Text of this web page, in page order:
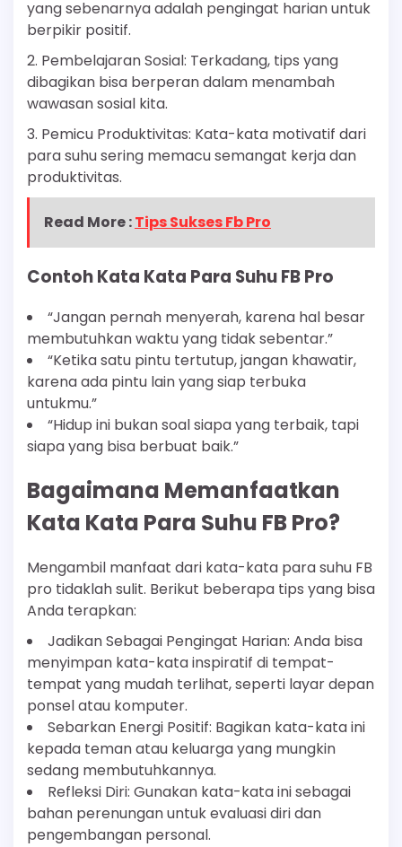
yang sebenarnya adalah pengingat harian untuk
berpikir positif.
2. Pembelajaran Sosial: Terkadang, tips yang
dibagikan bisa berperan dalam menambah
wawasan sosial kita.
3. Pemicu Produktivitas: Kata-kata motivatif dari
para suhu sering memacu semangat kerja dan
produktivitas.
Read More :Tips Sukses Fb Pro
Contoh Kata Kata Para Suhu FB Pro
“Jangan pernah menyerah, karena hal besar
membutuhkan waktu yang tidak sebentar.”
“Ketika satu pintu tertutup, jangan khawatir,
karena ada pintu lain yang siap terbuka
untukmu.”
“Hidup ini bukan soal siapa yang terbaik, tapi
siapa yang bisa berbuat baik.”
Bagaimana Memanfaatkan
Kata Kata Para Suhu FB Pro?
Mengambil manfaat dari kata-kata para suhu FB
pro tidaklah sulit. Berikut beberapa tips yang bisa
Anda terapkan:
Jadikan Sebagai Pengingat Harian: Anda bisa
menyimpan kata-kata inspiratif di tempat-
tempat yang mudah terlihat, seperti layar depan
ponsel atau komputer.
Sebarkan Energi Positif: Bagikan kata-kata ini
kepada teman atau keluarga yang mungkin
sedang membutuhkannya.
Refleksi Diri: Gunakan kata-kata ini sebagai
bahan perenungan untuk evaluasi diri dan
pengembangan personal.